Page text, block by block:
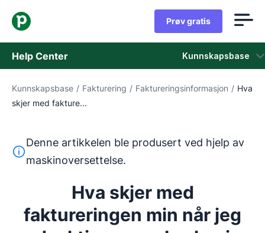
Prøv gratis
Help Center Kunnskapsbase
Kunnskapsbase
Kontakt kundestøtten
Kunnskapsbase / Fakturering / Faktureringsinformasjon / Hva
skjer med fakture...
Denne teksten ble oversatt fra engelsk ved hjelp av et
Denne artikkelen ble produsert ved hjelp av
maskinoversettelse.
Hva skjer med
faktureringen min når jeg